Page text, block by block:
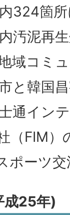
324箇
汚泥再
ミュ
と韓国
通イン
（FIM）
ポーツ
成25年)